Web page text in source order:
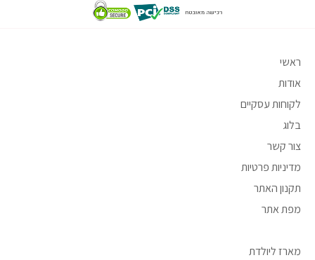
ראשי
אודות
לקוחות עסקיים
בלוג
צור קשר
מדיניות פרטיות
תקנון האתר
מפת אתר
מארז ליולדת